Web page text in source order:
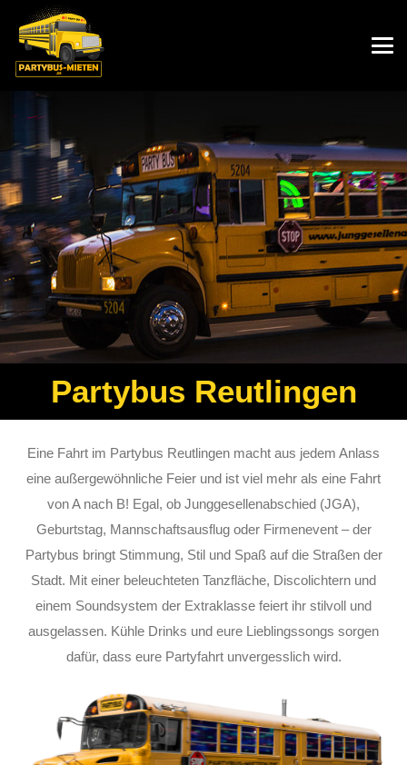
Partybus Reutlingen
Eine Fahrt im Partybus Reutlingen macht aus jedem Anlass
eine außergewöhnliche Feier und ist viel mehr als eine Fahrt
von A nach B! Egal, ob Junggesellenabschied (JGA),
Geburtstag, Mannschaftsausflug oder Firmenevent – der
Partybus bringt Stimmung, Stil und Spaß auf die Straßen der
Stadt. Mit einer beleuchteten Tanzfläche, Discolichtern und
einem Soundsystem der Extraklasse feiert ihr stilvoll und
ausgelassen. Kühle Drinks und eure Lieblingssongs sorgen
dafür, dass eure Partyfahrt unvergesslich wird.